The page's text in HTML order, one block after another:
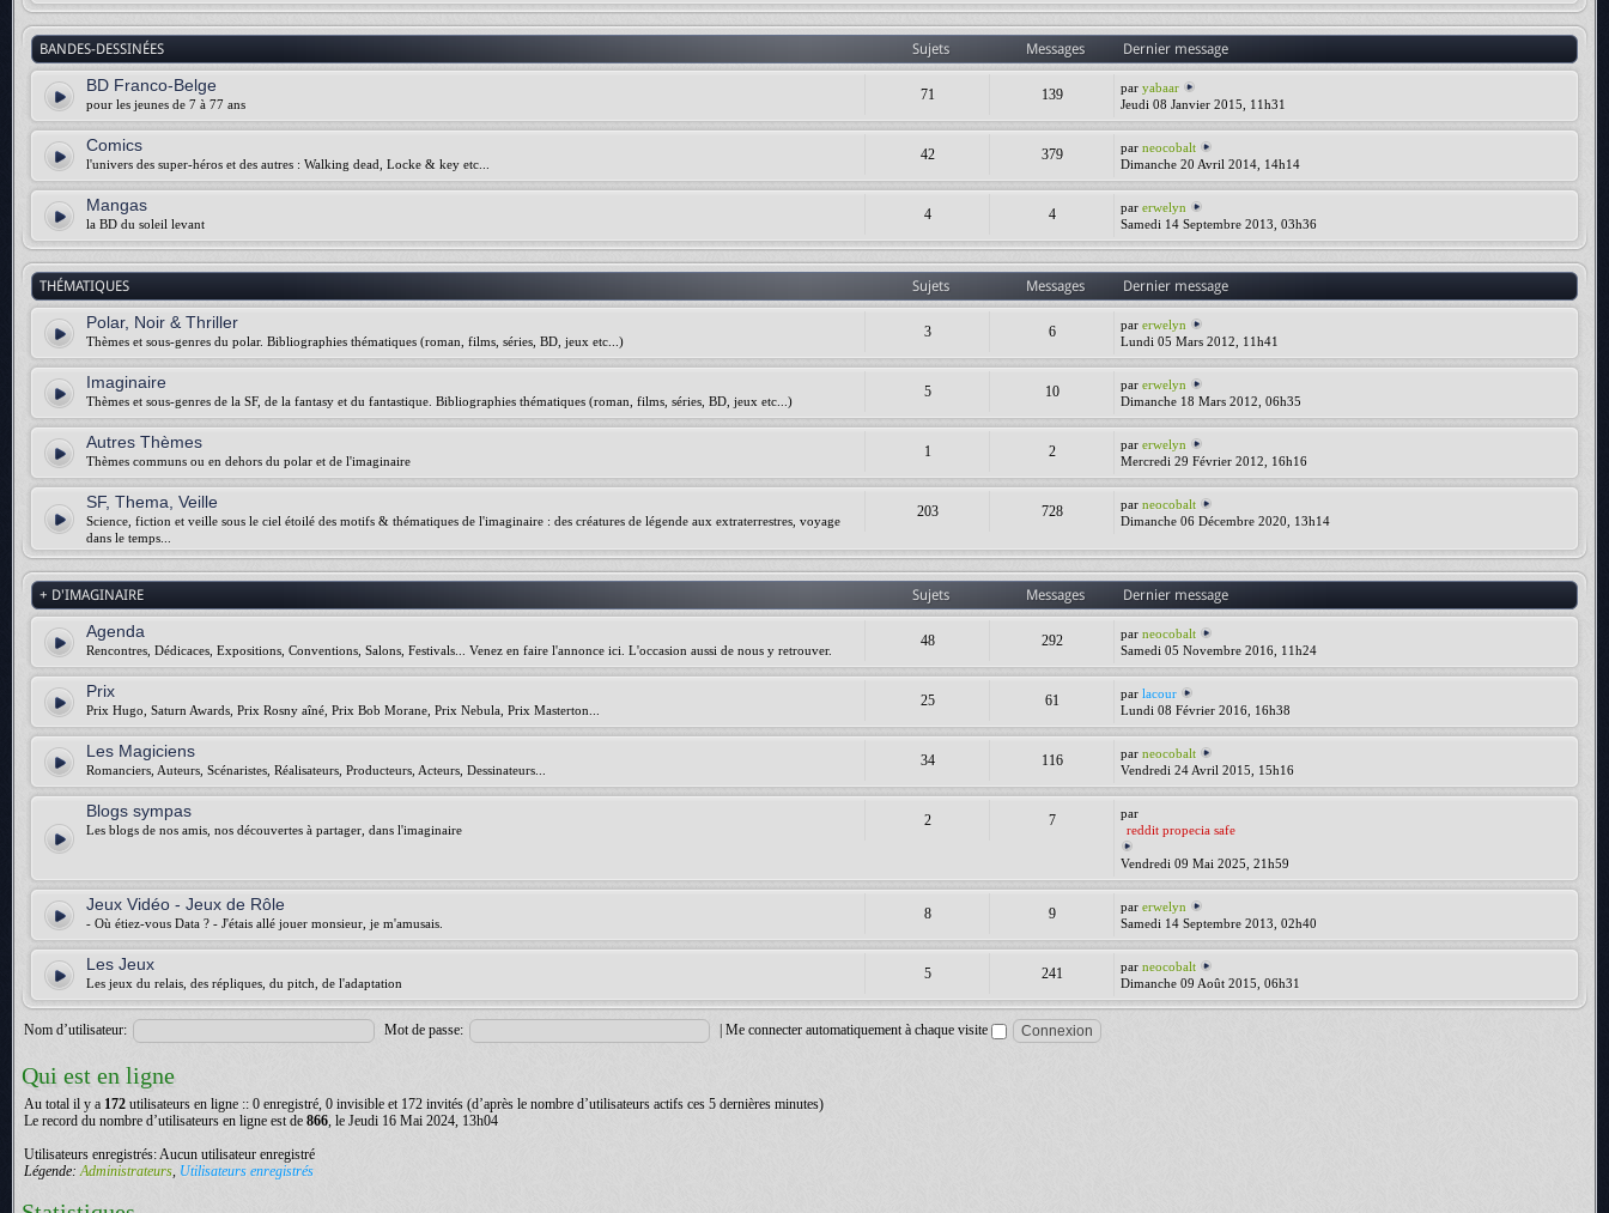
BANDES-DESSINÉES Sujets Messages Dernier message
BD Franco-Belge
pour les jeunes de 7 à 77 ans
71 139 paryabaar
Jeudi 08 Janvier 2015, 11h31
Comics
l'univers des super-héros et des autres : Walking dead, Locke & key etc...
42 379 parneocobalt
Dimanche 20 Avril 2014, 14h14
Mangas
la BD du soleil levant
4 4 parerwelyn
Samedi 14 Septembre 2013, 03h36
THÉMATIQUES Sujets Messages Dernier message
Polar, Noir & Thriller
Thèmes et sous-genres du polar. Bibliographies thématiques (roman, films, séries, BD, jeux etc...)
3 6 parerwelyn
Lundi 05 Mars 2012, 11h41
Imaginaire
Thèmes et sous-genres de la SF, de la fantasy et du fantastique. Bibliographies thématiques (roman, films, séries, BD, jeux etc...)
5 10 parerwelyn
Dimanche 18 Mars 2012, 06h35
Autres Thèmes
Thèmes communs ou en dehors du polar et de l'imaginaire
1 2 parerwelyn
Mercredi 29 Février 2012, 16h16
SF, Thema, Veille
Science, fiction et veille sous le ciel étoilé des motifs & thématiques de l'imaginaire : des créatures de légende aux extraterrestres, voyage
dans le temps...
203 728 parneocobalt
Dimanche 06 Décembre 2020, 13h14
+ D'IMAGINAIRE Sujets Messages Dernier message
Agenda
Rencontres, Dédicaces, Expositions, Conventions, Salons, Festivals... Venez en faire l'annonce ici. L'occasion aussi de nous y retrouver.
48 292 parneocobalt
Samedi 05 Novembre 2016, 11h24
Prix
Prix Hugo, Saturn Awards, Prix Rosny aîné, Prix Bob Morane, Prix Nebula, Prix Masterton...
25 61 parlacour
Lundi 08 Février 2016, 16h38
Les Magiciens
Romanciers, Auteurs, Scénaristes, Réalisateurs, Producteurs, Acteurs, Dessinateurs...
34 116 parneocobalt
Vendredi 24 Avril 2015, 15h16
Blogs sympas
Les blogs de nos amis, nos découvertes à partager, dans l'imaginaire
2 7
par
reddit propecia safe
Vendredi 09 Mai 2025, 21h59
Jeux Vidéo - Jeux de Rôle
- Où étiez-vous Data ? - J'étais allé jouer monsieur, je m'amusais.
8 9 parerwelyn
Samedi 14 Septembre 2013, 02h40
Les Jeux
Les jeux du relais, des répliques, du pitch, de l'adaptation
5 241 parneocobalt
Dimanche 09 Août 2015, 06h31
Nom d’utilisateur: Mot de passe: |Me connecter automatiquement à chaque visite
Qui est en ligne
Au total il y a 172 utilisateurs en ligne :: 0 enregistré, 0 invisible et 172 invités (d’après le nombre d’utilisateurs actifs ces 5 dernières minutes)
Le record du nombre d’utilisateurs en ligne est de 866, le Jeudi 16 Mai 2024, 13h04
Utilisateurs enregistrés: Aucun utilisateur enregistré
Légende:Administrateurs, Utilisateurs enregistrés